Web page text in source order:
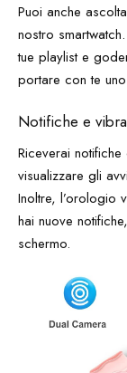
Puoi anche
nostro
tue playlist e
portare con te
Notifiche e
Riceverai
visualizzare gli
Inoltre, l’orologio
hai nuove
schermo.